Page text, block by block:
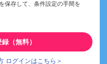
保存して、条件設定の手間を
（無料）
ログインはこちら＞